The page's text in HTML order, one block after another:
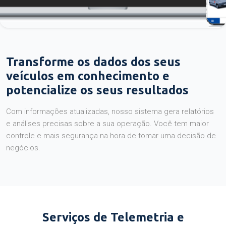
Transforme os dados dos seus
veículos em conhecimento e
potencialize os seus resultados
Com informações atualizadas, nosso sistema gera relatórios
e análises precisas sobre a sua operação. Você tem maior
controle e mais segurança na hora de tomar uma decisão de
negócios.
Serviços de Telemetria e